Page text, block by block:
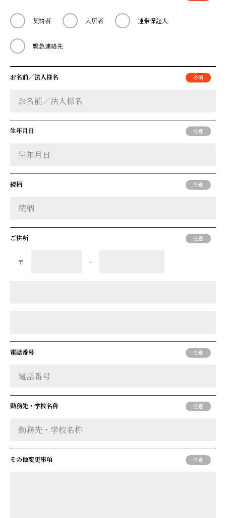
契約者 入居者 連帯保証人
緊急連絡先
お名前／法人様名
生年月日
続柄
ご住所
〒 -
電話番号
勤務先・学校名称
その他変更事項